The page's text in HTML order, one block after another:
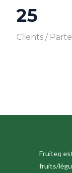
25
Clients /
Fruiteq
fruits/